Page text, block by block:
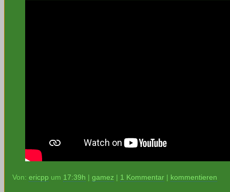
Von: ericpp um 17:39h gamez 1 Kommentar kommentieren